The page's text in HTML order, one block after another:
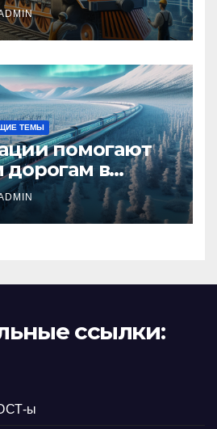
ТЕМЫ
помогают
в
ссылки:
ы